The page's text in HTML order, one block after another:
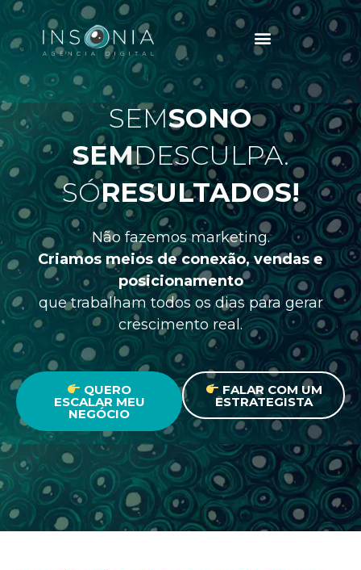
SEMSONO
SEMDESCULPA.
SÓRESULTADOS!
Não fazemos marketing.
Criamos meios de conexão, vendas e
posicionamento
que trabalham todos os dias para gerar
crescimento real.
QUERO
ESCALAR MEU
NEGÓCIO
FALAR COM UM
ESTRATEGISTA